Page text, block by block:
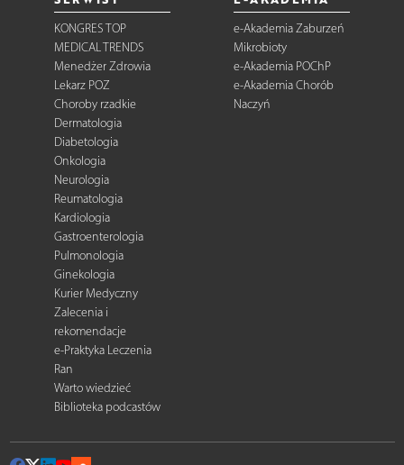
KONGRES TOP
MEDICAL TRENDS
Menedżer Zdrowia
Lekarz POZ
Choroby rzadkie
Dermatologia
Diabetologia
Onkologia
Neurologia
Reumatologia
Kardiologia
Gastroenterologia
Pulmonologia
Ginekologia
Kurier Medyczny
Zalecenia i
rekomendacje
e-Praktyka Leczenia
Ran
Warto wiedzieć
Biblioteka podcastów
e-Akademia Zaburzeń
Mikrobioty
e-Akademia POChP
e-Akademia Chorób
Naczyń